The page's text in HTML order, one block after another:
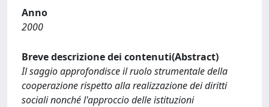
Anno
2000
Breve descrizione dei contenuti(Abstract)
Il saggio approfondisce il ruolo strumentale della
cooperazione rispetto alla realizzazione dei diritti
sociali nonché l'approccio delle istituzioni